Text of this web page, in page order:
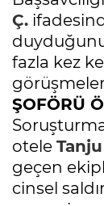
Ç.
fazla kez
ŞOFÖRÜ
otele
geçen
cinsel